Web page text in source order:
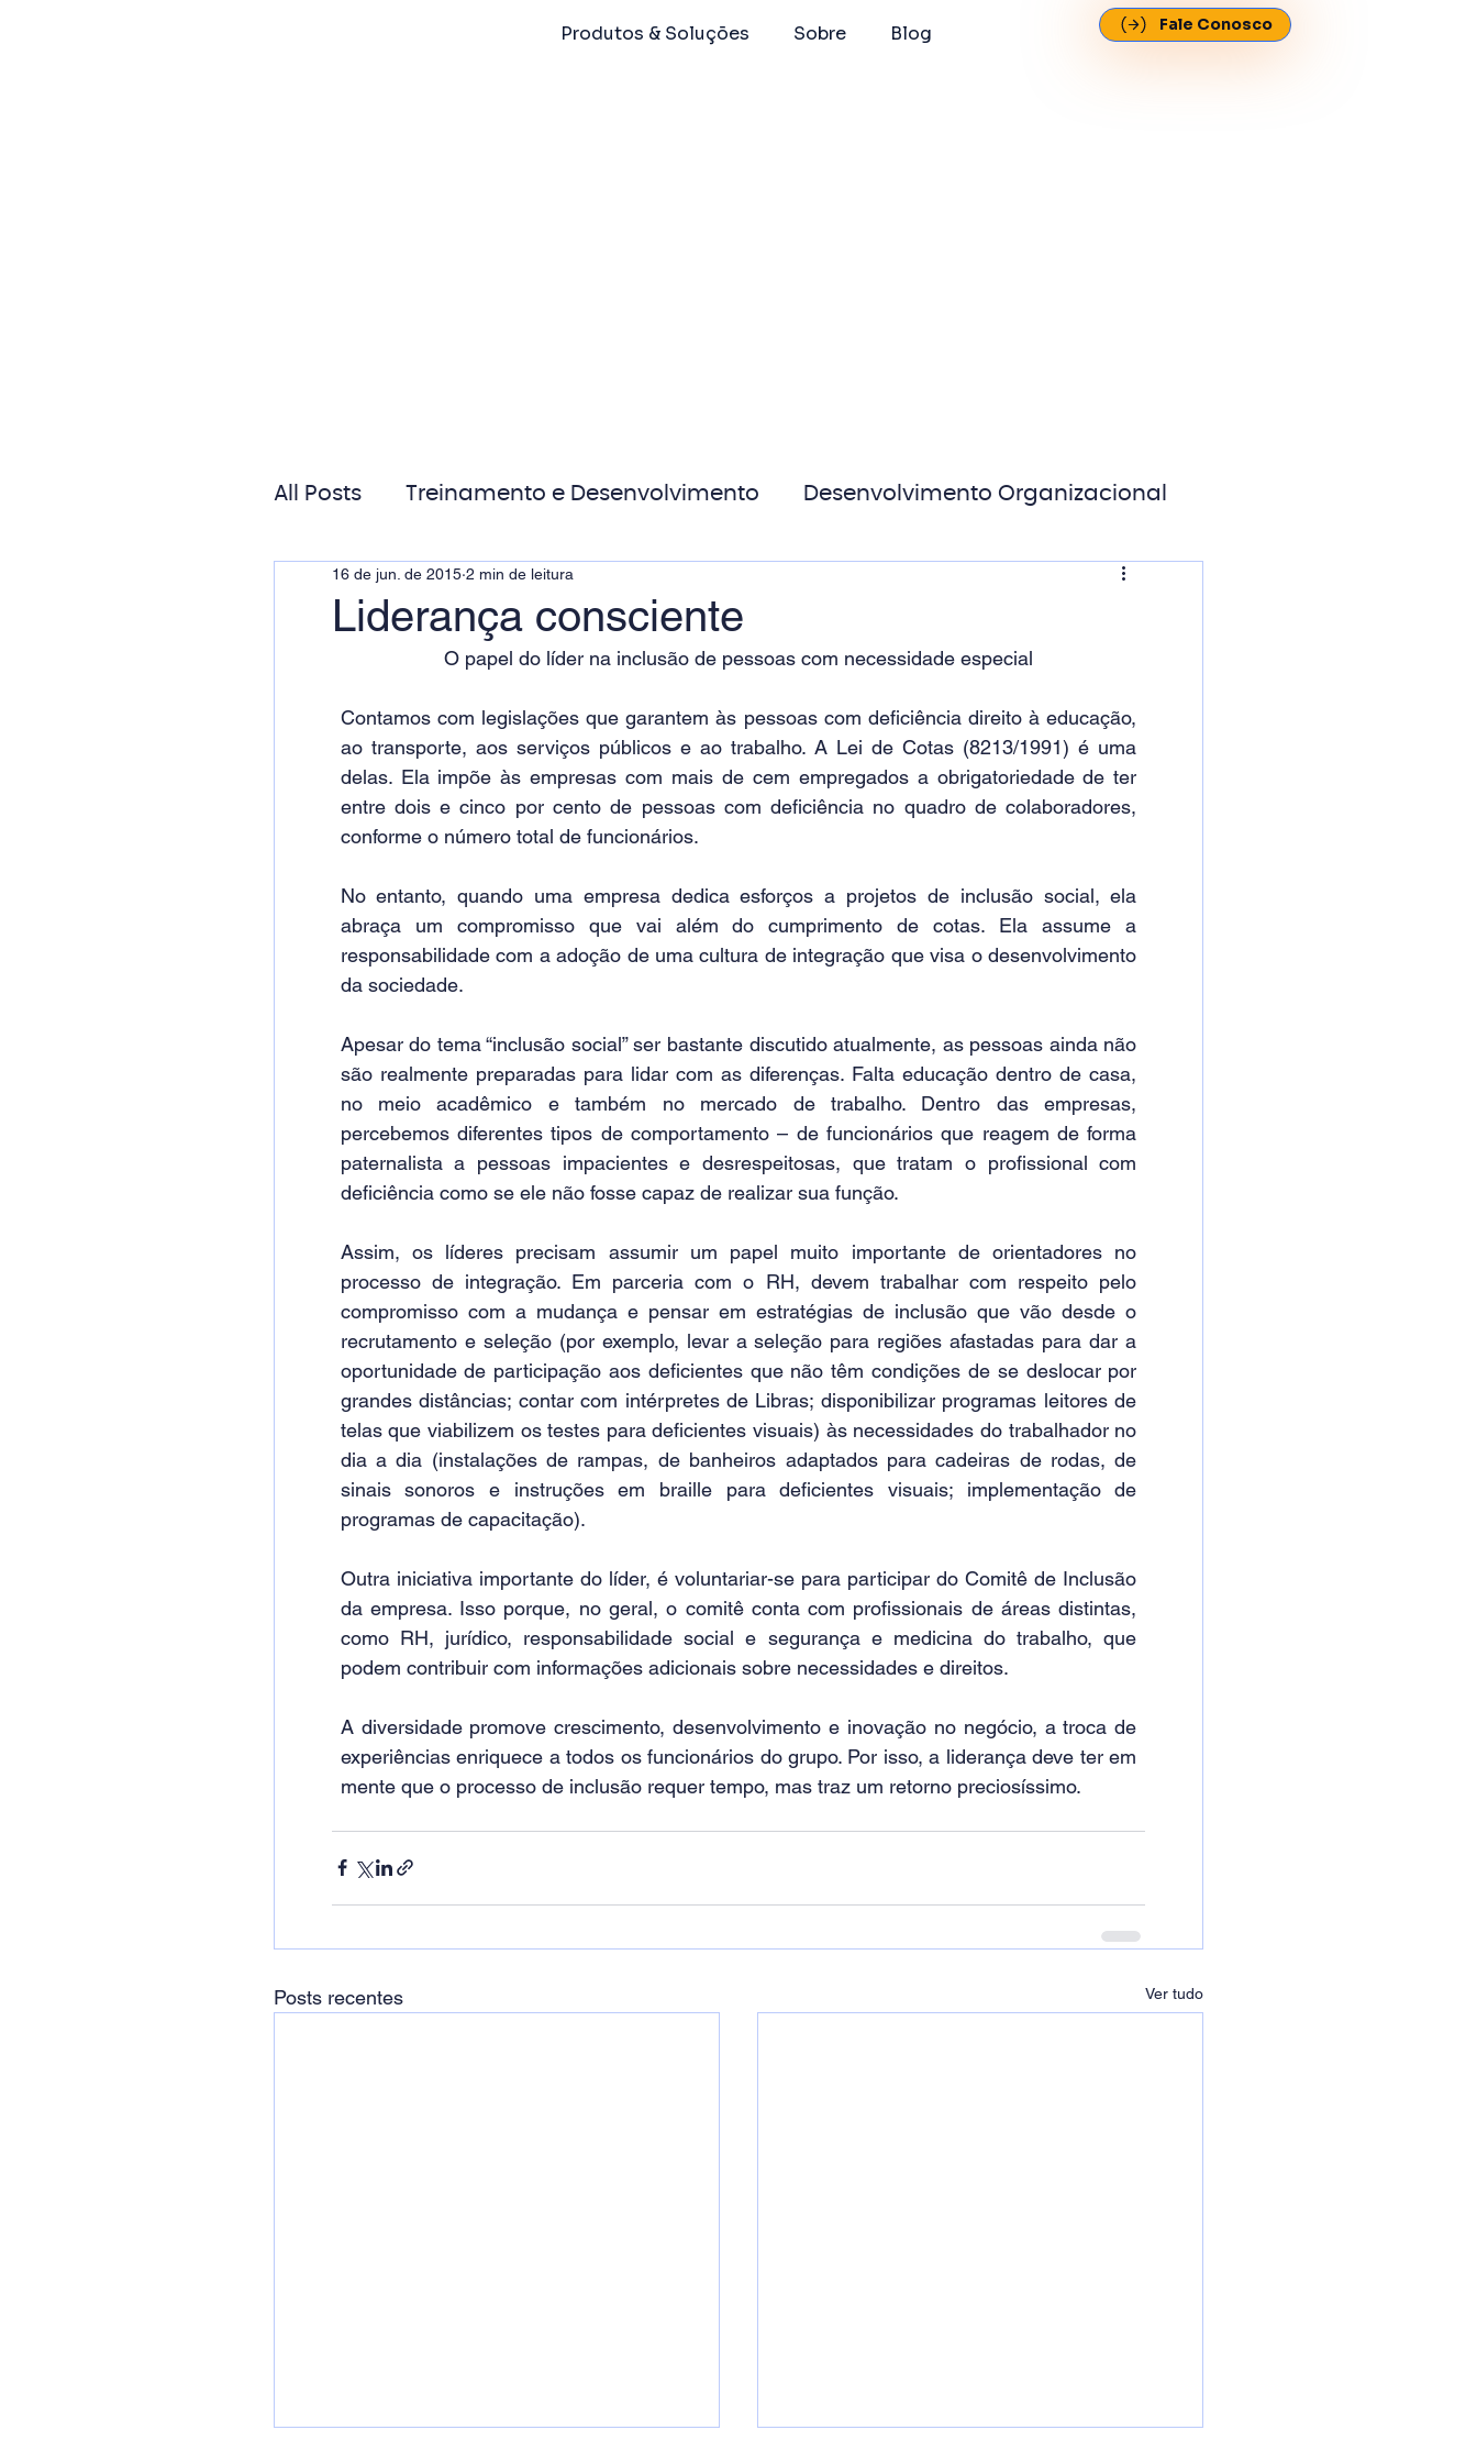
Produtos & Soluções Sobre Blog Fale Conosco
All Posts Treinamento e Desenvolvimento Desenvolvimento Organizacional
Gestão de Pessoas MicroPower Corporativo
Responsabilidade Social
Liderança consciente
16 de jun. de 2015 2 min de leitura
O papel do líder na inclusão de pessoas com necessidade especial
Contamos com legislações que garantem às pessoas com deficiência direito à educação,
ao transporte, aos serviços públicos e ao trabalho. A Lei de Cotas (8213/1991) é uma
delas. Ela impõe às empresas com mais de cem empregados a obrigatoriedade de ter
entre dois e cinco por cento de pessoas com deficiência no quadro de colaboradores,
conforme o número total de funcionários.
No entanto, quando uma empresa dedica esforços a projetos de inclusão social, ela
abraça um compromisso que vai além do cumprimento de cotas. Ela assume a
responsabilidade com a adoção de uma cultura de integração que visa o desenvolvimento
da sociedade.
Apesar do tema “inclusão social” ser bastante discutido atualmente, as pessoas ainda não
são realmente preparadas para lidar com as diferenças. Falta educação dentro de casa,
no meio acadêmico e também no mercado de trabalho. Dentro das empresas,
percebemos diferentes tipos de comportamento – de funcionários que reagem de forma
paternalista a pessoas impacientes e desrespeitosas, que tratam o profissional com
deficiência como se ele não fosse capaz de realizar sua função.
Assim, os líderes precisam assumir um papel muito importante de orientadores no
processo de integração. Em parceria com o RH, devem trabalhar com respeito pelo
compromisso com a mudança e pensar em estratégias de inclusão que vão desde o
recrutamento e seleção (por exemplo, levar a seleção para regiões afastadas para dar a
oportunidade de participação aos deficientes que não têm condições de se deslocar por
grandes distâncias; contar com intérpretes de Libras; disponibilizar programas leitores de
telas que viabilizem os testes para deficientes visuais) às necessidades do trabalhador no
dia a dia (instalações de rampas, de banheiros adaptados para cadeiras de rodas, de
sinais sonoros e instruções em braille para deficientes visuais; implementação de
programas de capacitação).
Outra iniciativa importante do líder, é voluntariar-se para participar do Comitê de Inclusão
da empresa. Isso porque, no geral, o comitê conta com profissionais de áreas distintas,
como RH, jurídico, responsabilidade social e segurança e medicina do trabalho, que
podem contribuir com informações adicionais sobre necessidades e direitos.
A diversidade promove crescimento, desenvolvimento e inovação no negócio, a troca de
experiências enriquece a todos os funcionários do grupo. Por isso, a liderança deve ter em
mente que o processo de inclusão requer tempo, mas traz um retorno preciosíssimo.
Posts recentes Ver tudo